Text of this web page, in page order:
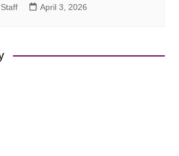
April 3, 2026